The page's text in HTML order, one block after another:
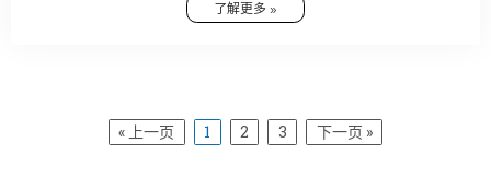
了解更多 »
« 上一页 1 2 3 下一页 »